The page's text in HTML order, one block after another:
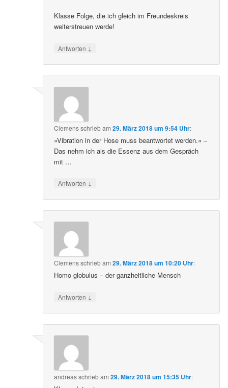
Klasse Folge, die ich gleich im Freundeskreis
weiterstreuen werde!
Antworten ↓
Clemensschriebam29. März 2018 um 9:54 Uhr:
»Vibration in der Hose muss beantwortet werden.« –
Das nehm ich als die Essenz aus dem Gespräch
mit …
Antworten ↓
Clemensschriebam29. März 2018 um 10:20 Uhr:
Homo globulus – der ganzheitliche Mensch
Antworten ↓
andreasschriebam29. März 2018 um 15:35 Uhr: